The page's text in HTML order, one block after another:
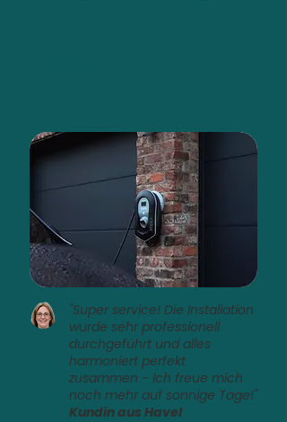
"Super service! Die Installation
wurde sehr professionell
durchgeführt und alles
harmoniert perfekt
zusammen - Ich freue mich
noch mehr auf sonnige Tage!"
Kundin aus Havel